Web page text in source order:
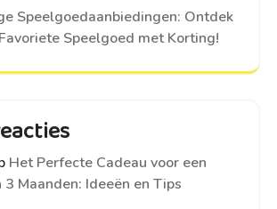
Speelgoedaanbiedingen: Ontdek
Speelgoed met Korting!
Het Perfecte Cadeau voor een
3 Maanden: Ideeën en Tips